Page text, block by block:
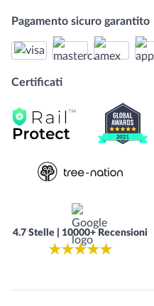
Pagamento sicuro garantito
Certificati
4.7 Stelle | 10000+ Recensioni
★★★★★